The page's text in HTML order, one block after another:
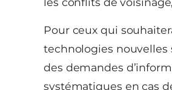
Pour ceux qui
technologies nouvelles
des demandes
systématiques en cas